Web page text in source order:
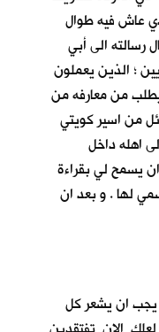
عاش فيه طوال
الى أبي
؛ الذين يعملون
يطلب من معارفه من
من اسير كويتي
اهله داخل
يسمح لي بقراءة
لها . و بعد ان
يجب ان يشعر كل